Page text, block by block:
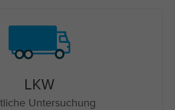
LKW
Untersuchung